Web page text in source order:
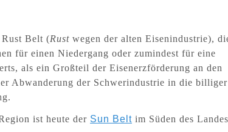
Belt (Rust wegen der alten Eisenindustrie),
für einen Niedergang oder zumindest für eine
als ein Großteil der Eisenerzförderung an den
Abwanderung der Schwerindustrie in die billiger
ist heute der Sun Belt im Süden des Landes